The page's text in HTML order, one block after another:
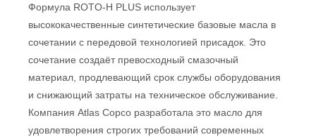
Формула ROTO-H PLUS использует
высококачественные синтетические базовые масла в
сочетании с передовой технологией присадок. Это
сочетание создаёт превосходный смазочный
материал, продлевающий срок службы оборудования
и снижающий затраты на техническое обслуживание.
Компания Atlas Copco разработала это масло для
удовлетворения строгих требований современных